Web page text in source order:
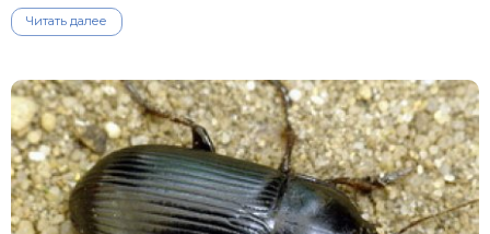
Читать далее